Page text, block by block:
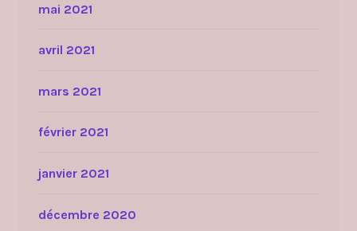
mai 2021
avril 2021
mars 2021
février 2021
janvier 2021
décembre 2020